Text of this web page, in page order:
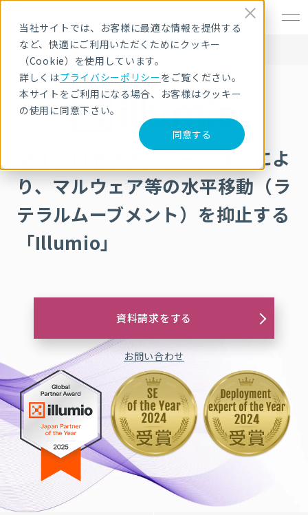
当社サイトでは、お客様に最適な情報を提供する
など、快適にご利用いただくためにクッキー
（Cookie）を使用しています。
詳しくはプライバシーポリシーをご覧ください。
本サイトをご利用になる場合、お客様はクッキー
の使用に同意下さい。
同意する
HOME サービス・製品
セキュリティ製品・ソリューション
マイクロセグメンテーションソリューション Illumio(イルミオ)
マイクロセグメンテーションによ
り、マルウェア等の水平移動（ラ
テラルムーブメント）を抑止する
「Illumio」
資料請求をする
お問い合わせ